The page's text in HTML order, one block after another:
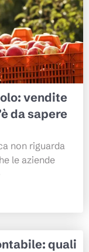
vendite
da sapere
non riguarda
le aziende
quali